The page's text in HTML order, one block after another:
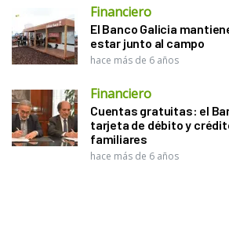
Financiero
El Banco Galicia
estar junto al campo
hace más de 6 años
Financiero
Cuentas gratuitas: el
tarjeta de débito y
familiares
hace más de 6 años